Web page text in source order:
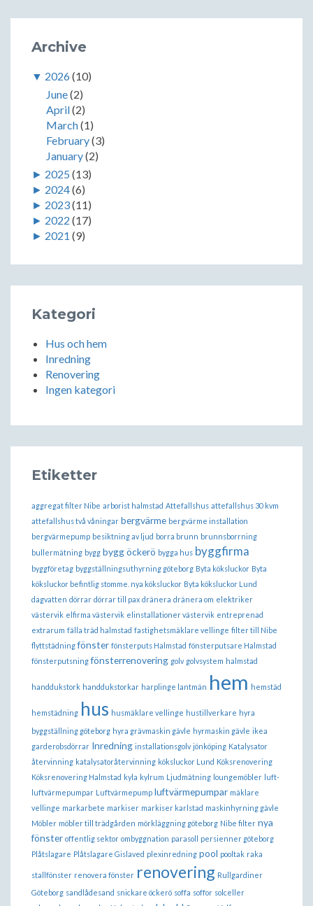
Archive
▼ 2026(10)
June(2)
April(2)
March(1)
February(3)
January(2)
► 2025 (13)
► 2024(6)
► 2023(11)
► 2022 (17)
► 2021 (9)
Kategori
Hus och hem
Inredning
Renovering
Ingen kategori
Etiketter
aggregat filter Nibe arborist halmstad Attefallshus attefallshus 30 kvm
attefallshus två våningar bergvärme bergvärme installation
bergvärmepump besiktning av ljud borra brunn brunnsborrning
bullermätning bygg bygg öckerö bygga hus byggfirma
byggföretag byggställningsuthyrning göteborg Byta köksluckor Byta
köksluckor befintlig stomme. nya köksluckor Byta köksluckor Lund
dagvatten dörrar dörrar till pax dränera dränera om elektriker
västervik elfirma västervik elinstallationer västervik entreprenad
extrarum fälla träd halmstad fastighetsmäklare vellinge filter till Nibe
flyttstädning fönster fönsterputs Halmstad fönsterputsare Halmstad
fönsterputsning fönsterrenovering golv golvsystem halmstad
handdukstork handdukstorkar harplinge lantmän hem hemstäd
hemstädning hus husmäklare vellinge hustillverkare hyra
byggställning göteborg hyra grävmaskin gävle hyrmaskin gävle ikea
garderobsdörrar Inredning installationsgolv jönköping Katalysator
återvinning katalysatoråtervinning köksluckor Lund Köksrenovering
Köksrenovering Halmstad kyla kylrum Ljudmätning loungemöbler luft-
luftvärmepumpar Luftvärmepump luftvärmepumpar mäklare
vellinge markarbete markiser markiser karlstad maskinhyrning gävle
Möbler möbler till trädgården mörkläggning göteborg Nibe filter nya
fönster offentlig sektor ombyggnation parasoll
persienner göteborg
Plåtslagare Plåtslagare Gislaved plexinredning pool pooltak raka
stallfönster renovera fönster renovering Rullgardiner
Göteborg sandlådesand snickare öckerö soffa soffor solceller